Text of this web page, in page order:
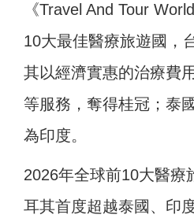
《Travel And Tour
10大最佳醫療旅遊國，
其以經濟實惠的治療費
等服務，奪得桂冠；泰
為印度。
2026年全球前10大醫療
耳其首度超越泰國、印